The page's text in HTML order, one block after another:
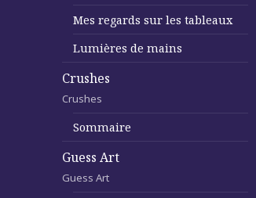
Mes regards sur les tableaux
Lumières de mains
Crushes
Crushes
Sommaire
Guess Art
Guess Art